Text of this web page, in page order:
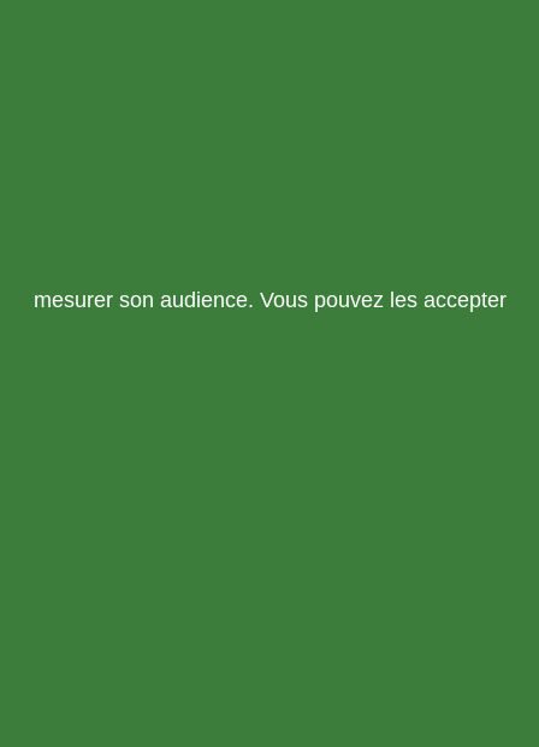
mesurer son audience. Vous pouvez les accepter